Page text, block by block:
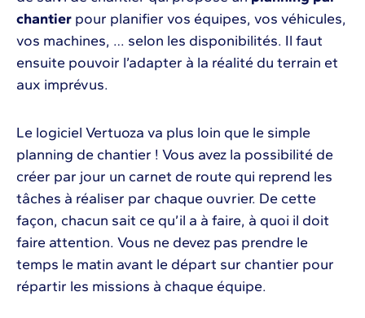
chantier pour planifier vos équipes, vos véhicules,
vos machines, … selon les disponibilités. Il faut
ensuite pouvoir l’adapter à la réalité du terrain et
aux imprévus.
Le logiciel Vertuoza va plus loin que le simple
planning de chantier ! Vous avez la possibilité de
créer par jour un carnet de route qui reprend les
tâches à réaliser par chaque ouvrier. De cette
façon, chacun sait ce qu’il a à faire, à quoi il doit
faire attention. Vous ne devez pas prendre le
temps le matin avant le départ sur chantier pour
répartir les missions à chaque équipe.